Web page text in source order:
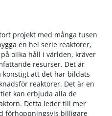
projekt med många tusen
en hel serie reaktorer,
olika håll i världen, kräver
resurser. Det är
konstigt att det har bildats
reaktorer. Det är en
kan erbjuda alla de
Detta leder till mer
förhoppningsvis billigare